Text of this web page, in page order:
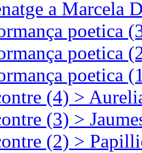
a Marcela
poetica
poetica
poetica
(4) >
(3) >
(2) >